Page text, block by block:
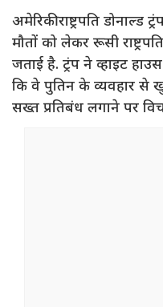
अमेरिकी राष्ट्रपति
मौतों को लेकर रूसी
जताई है. ट्रंप ने व्हाइट
कि वे पुतिन के व्यवहार से
सख्त प्रतिबंध लगाने पर